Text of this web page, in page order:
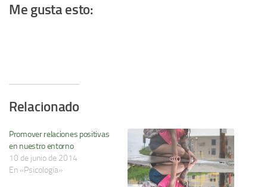
Me gusta esto:
Relacionado
Promover relaciones positivas
en nuestro entorno
10 de junio de 2014
En «Psicología»